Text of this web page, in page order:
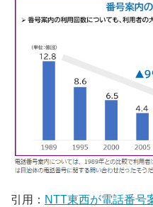
引用： NTT東西が電話番号